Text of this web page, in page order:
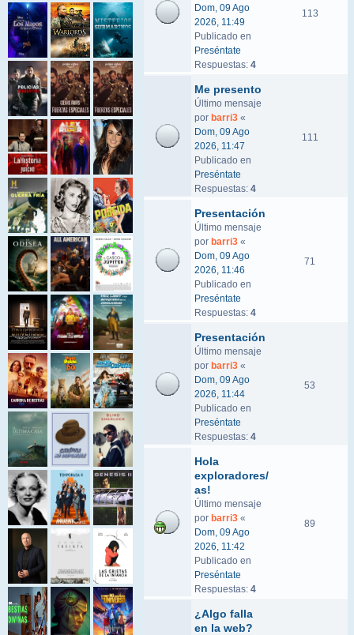
Dom, 09 Ago
2026, 11:49
Publicado en
Preséntate
Respuestas: 4
113
Me presento
Último mensaje
por barri3 «
Dom, 09 Ago
2026, 11:47
Publicado en
Preséntate
Respuestas: 4
111
Presentación
Último mensaje
por barri3 «
Dom, 09 Ago
2026, 11:46
Publicado en
Preséntate
Respuestas: 4
71
Presentación
Último mensaje
por barri3 «
Dom, 09 Ago
2026, 11:44
Publicado en
Preséntate
Respuestas: 4
53
Hola
exploradores/
as!
Último mensaje
por barri3 «
Dom, 09 Ago
2026, 11:42
Publicado en
Preséntate
Respuestas: 4
89
¿Algo falla
en la web?